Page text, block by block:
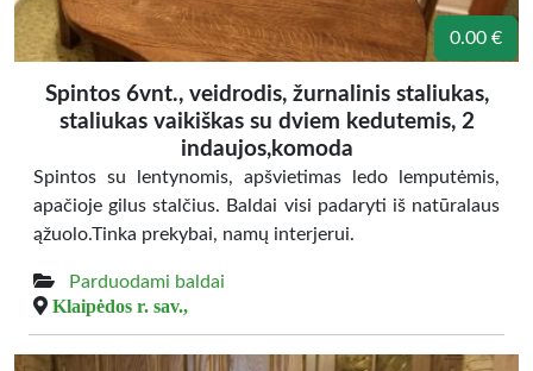
0.00 €
Spintos 6vnt., veidrodis, žurnalinis staliukas,
staliukas vaikiškas su dviem kedutemis, 2
indaujos,komoda
Spintos su lentynomis, apšvietimas ledo lemputėmis,
apačioje gilus stalčius. Baldai visi padaryti iš natūralaus
ąžuolo.Tinka prekybai, namų interjerui.
Parduodami baldai
Klaipėdos r. sav.,